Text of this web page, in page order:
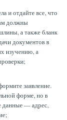
и отдайте все, что
должны
а также бланк
документов в
изучению, а
заявление.
форме, но в
данные — адрес,